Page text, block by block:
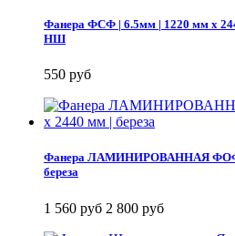
Фанера ФСФ | 6.5мм | 1220 мм х
НШ
550 руб
Фанера ЛАМИНИРОВАННАЯ ФОФ
береза
1 560 руб 2 800 руб